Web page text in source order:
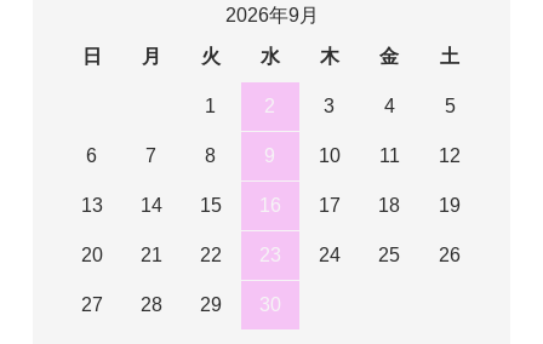
2026年9月
日
月 火 水 木 金 土
1 2 3 4 5
6 7 8 9 10 11 12
13 14 15 16 17 18 19
20 21 22 23 24 25 26
27 28 29 30